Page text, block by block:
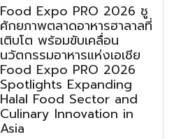
Food Expo PRO 2026 ชู
ศักยภาพตลาดอาหารฮาลาลที่
เติบโต พร้อมขับเคลื่อน
นวัตกรรมอาหารแห่งเอเชีย
Food Expo PRO 2026
Spotlights Expanding
Halal Food Sector and
Culinary Innovation in
Asia